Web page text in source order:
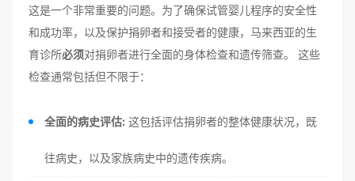
这是一个非常重要的问题。为了确保试管婴儿程序的安全性
和成功率，以及保护捐卵者和接受者的健康，马来西亚的生
育诊所必须对捐卵者进行全面的身体检查和遗传筛查。 这些
检查通常包括但不限于：
全面的病史评估: 这包括评估捐卵者的整体健康状况，既
往病史，以及家族病史中的遗传疾病。